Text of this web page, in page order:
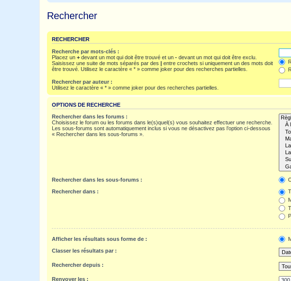
Rechercher
RECHERCHER
Recherche par mots-clés :
Placez un + devant un mot qui doit être trouvé et un - devant un mot qui doit être exclu.
Saisissez une suite de mots séparés par des | entre crochets si uniquement un des mots doit
être trouvé. Utilisez le caractère « * » comme joker pour des recherches partielles.
Rechercher par auteur :
Utilisez le caractère « * » comme joker pour des recherches partielles.
OPTIONS DE RECHERCHE
Rechercher dans les forums :
Choisissez le forum ou les forums dans le(s)quel(s) vous souhaitez effectuer une recherche.
Les sous-forums sont automatiquement inclus si vous ne désactivez pas l’option ci-dessous
« Rechercher dans les sous-forums ».
Rechercher dans les sous-forums :
Rechercher dans :
Afficher les résultats sous forme de :
Classer les résultats par :
Rechercher depuis :
Renvoyer les :